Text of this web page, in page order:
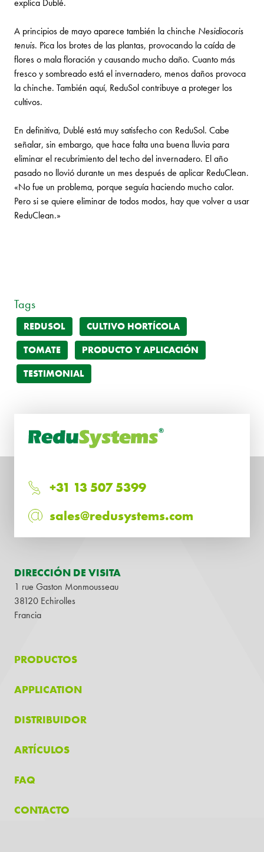
explica Dublé.
A principios de mayo aparece también la chinche Nesidiocoris
tenuis. Pica los brotes de las plantas, provocando la caída de
flores o mala floración y causando mucho daño. Cuanto más
fresco y sombreado está el invernadero, menos daños provoca
la chinche. También aquí, ReduSol contribuye a proteger los
cultivos.
En definitiva, Dublé está muy satisfecho con ReduSol. Cabe
señalar, sin embargo, que hace falta una buena lluvia para
eliminar el recubrimiento del techo del invernadero. El año
pasado no llovió durante un mes después de aplicar ReduClean.
«No fue un problema, porque seguía haciendo mucho calor.
Pero si se quiere eliminar de todos modos, hay que volver a usar
ReduClean.»
Tags
REDUSOL
CULTIVO HORTÍCOLA
TOMATE
PRODUCTO Y APLICACIÓN
TESTIMONIAL
+31 13 507 5399
sales@redusystems.com
DIRECCIÓN DE VISITA
1 rue Gaston Monmousseau
38120 Echirolles
Francia
PRODUCTOS
APPLICATION
DISTRIBUIDOR
ARTÍCULOS
FAQ
CONTACTO